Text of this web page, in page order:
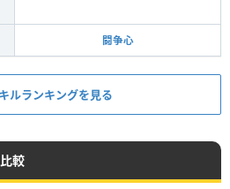
闘争心
ルランキングを見る
較